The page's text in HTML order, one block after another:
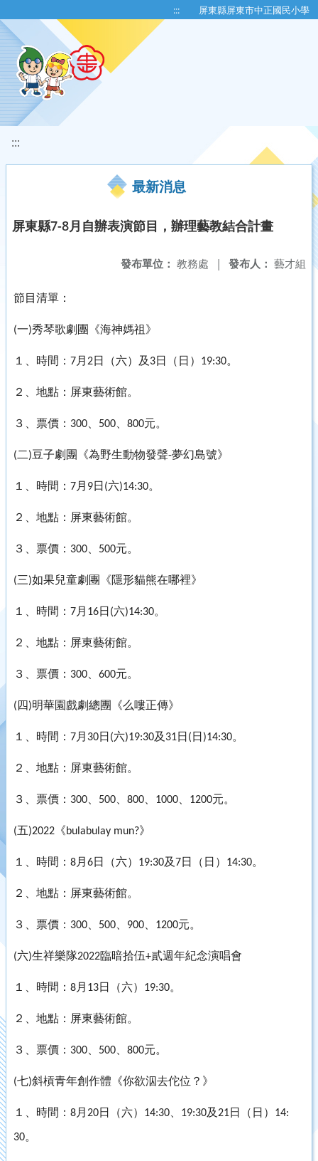
::: 屏東縣屏東市中正國民小學
:::
最新消息
屏東縣7-8月自辦表演節目，辦理藝教結合計畫
發布人： 藝才組
發布單位： 教務處 |
節目清單：
(一)秀琴歌劇團《海神媽祖》
１、時間： 7月 2日（六）及 3日（日） 19:30。
２、地點：屏東藝術館。
３、票價： 300 500 800元。
(二)豆子劇團《為野生動物發聲-夢幻島號》
１、時間： 7月 9日 (六)14:30。
２、地點：屏東藝術館。
３、票價： 300 500元。
(三)如果兒童劇團《隱形貓熊在哪裡》
１、時間： 7月 16日 (六)14:30。
２、地點：屏東藝術館。
３、票價： 300 600元。
( 四)明華園戲劇總團《么嘍正傳》
１、時間： 7月 30日 (六)19:30及 31日 ( 日 )14:30。
２、地點：屏東藝術館。
３、票價： 300 500 800 1000 1200元。
(五)2022 《bulabulay mun?》
１、時間： 8月 6日（六） 19:30及 7日（日） 14:30。
２、地點：屏東藝術館。
３、票價： 300 500 900 1200元。
(六)生祥樂隊2022臨暗拾伍+貳週年紀念演唱會
１、時間： 8月 13日（六） 19:30。
２、地點：屏東藝術館。
３、票價： 300 500 800元。
(七)斜槓青年創作體《你欲泅去佗位？》
１、時間： 8月 20日（六） 14:30 19:30及21日（日） 14:
30。